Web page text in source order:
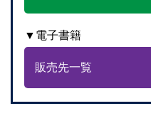
▼電子書籍
販売先一覧